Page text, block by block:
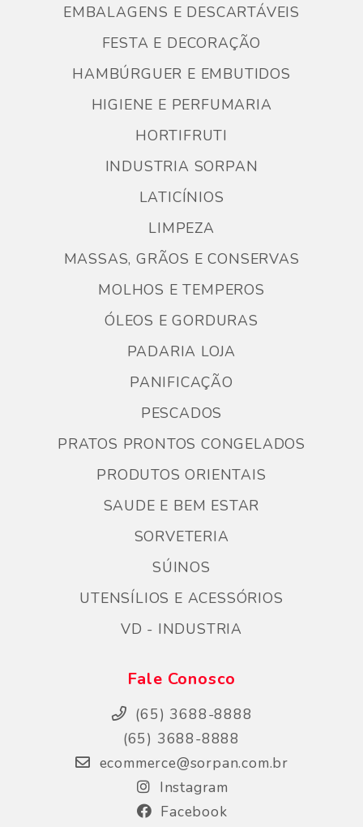
EMBALAGENS E DESCARTÁVEIS
FESTA E DECORAÇÃO
HAMBÚRGUER E EMBUTIDOS
HIGIENE E PERFUMARIA
HORTIFRUTI
INDUSTRIA SORPAN
LATICÍNIOS
LIMPEZA
MASSAS, GRÃOS E CONSERVAS
MOLHOS E TEMPEROS
ÓLEOS E GORDURAS
PADARIA LOJA
PANIFICAÇÃO
PESCADOS
PRATOS PRONTOS CONGELADOS
PRODUTOS ORIENTAIS
SAUDE E BEM ESTAR
SORVETERIA
SÚINOS
UTENSÍLIOS E ACESSÓRIOS
VD - INDUSTRIA
Fale Conosco
(65) 3688-8888
(65) 3688-8888
ecommerce@sorpan.com.br
Instagram
Facebook